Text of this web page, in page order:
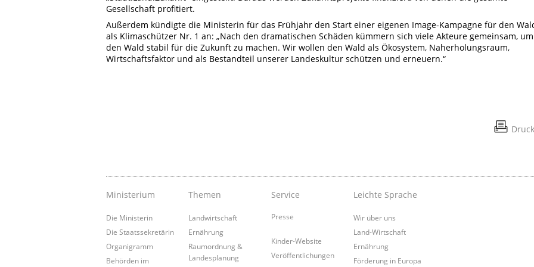
Gesellschaft profitiert.
Außerdem kündigte die Ministerin für das Frühjahr den Start einer eigenen Image-Kampagne für den
als Klimaschützer Nr. 1 an: „Nach den dramatischen Schäden kümmern sich viele Akteure gemeinsam, um
den Wald stabil für die Zukunft zu machen. Wir wollen den Wald als Ökosystem, Naherholungsraum,
Wirtschaftsfaktor und als Bestandteil unserer Landeskultur schützen und erneuern.“
Ministerium
Die Ministerin
Die Staatssekretärin
Organigramm
Behörden im
Themen
Landwirtschaft
Ernährung
Raumordnung &
Landesplanung
Service
Presse
Kinder-Website
Veröffentlichungen
Leichte Sprache
Wir über uns
Land-Wirtschaft
Ernährung
Förderung in Europa